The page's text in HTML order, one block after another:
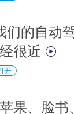
们的自动
很近
开
果、脸书